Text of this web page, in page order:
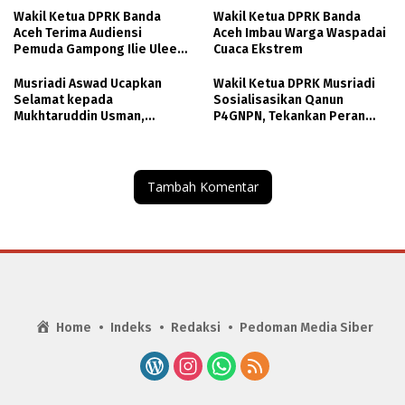
Wakil Ketua DPRK Banda
Aceh Terima Audiensi
Pemuda Gampong Ilie Ulee
Wakil Ketua DPRK Banda
Aceh Imbau Warga Waspadai
Cuaca Ekstrem
Musriadi Aswad Ucapkan
Selamat kepada
Mukhtaruddin Usman,
Wakil Ketua DPRK Musriadi
Sosialisasikan Qanun
P4GNPN, Tekankan Peran
Tambah Komentar
Home Indeks Redaksi Pedoman Media Siber